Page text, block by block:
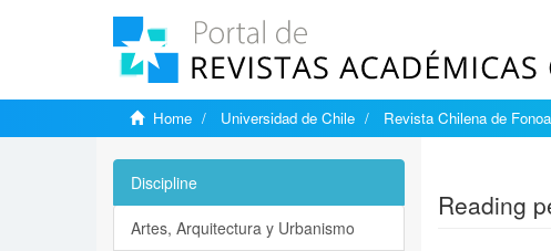
Home Universidad de Chile Revista Chilena de
Reading
Discipline
Artes, Arquitectura y Urbanismo